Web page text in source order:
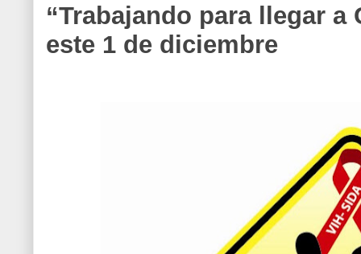
“Trabajando para llegar a
este 1 de diciembre